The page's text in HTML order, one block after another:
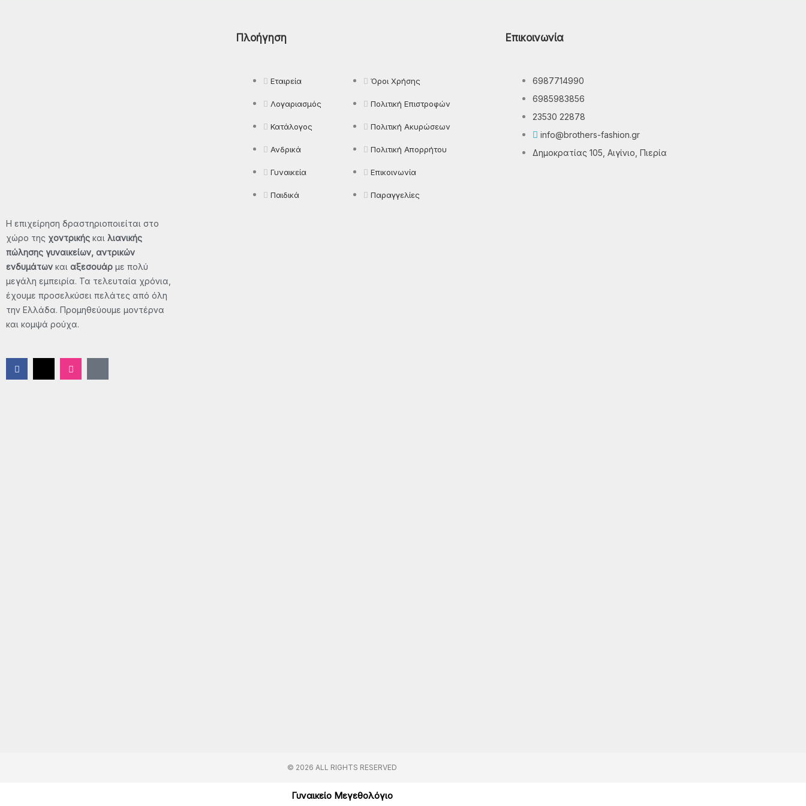
Ρούχα Εργασίας
X
Η επιχείρηση δραστηριοποιείται στο
χώρο της χοντρικής και λιανικής
πώλησης γυναικείων, αντρικών
ενδυμάτων και αξεσουάρ με πολύ
μεγάλη εμπειρία. Τα τελευταία χρόνια,
έχουμε προσελκύσει πελάτες από όλη
την Ελλάδα. Προμηθεύουμε μοντέρνα
και κομψά ρούχα.
a
c t
n
s k
Πλοήγηση
Εταιρεία
Λογαριασμός
Κατάλογος
Ανδρικά
Γυναικεία
Παιδικά
Όροι Χρήσης
Πολιτική Επιστροφών
Πολιτική Ακυρώσεων
Πολιτική Απορρήτου
Επικοινωνία
Παραγγελίες
Επικοινωνία
6987714990
6985983856
23530 22878
info@brothers-fashion.gr
Δημοκρατίας 105, Αιγίνιο, Πιερία
© 2026 ALL RIGHTS RESERVED​
Γυναικείο Μεγεθολόγιο